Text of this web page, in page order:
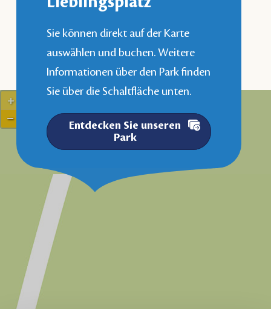
Sie können direkt auf der Karte
auswählen und buchen. Weitere
Informationen über den Park finden
Sie über die Schaltfläche unten.
Entdecken Sie unseren
Park
+
−